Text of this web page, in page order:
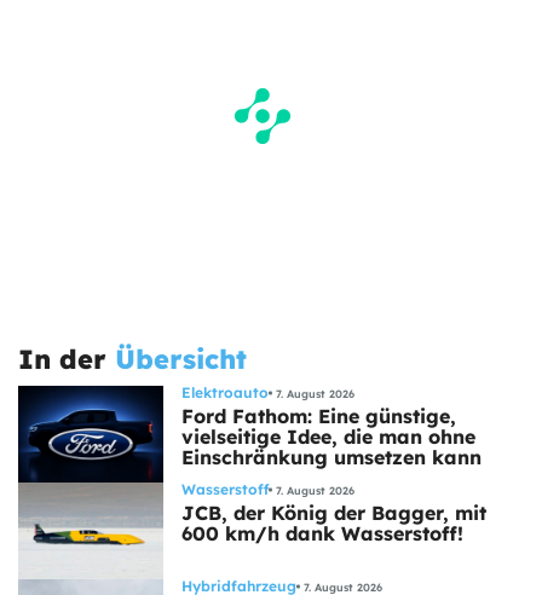
In der Übersicht
Elektroauto 7. August 2026
Ford Fathom: Eine günstige,
vielseitige Idee, die man ohne
Einschränkung umsetzen kann
Wasserstoff 7. August 2026
JCB, der König der Bagger, mit
600 km/h dank Wasserstoff!
Hybridfahrzeug 7. August 2026